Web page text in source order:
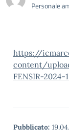
Personale
https://
content/
FENSIR-2024-
Pubblicato: